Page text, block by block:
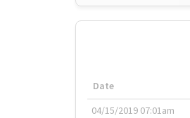
Date
04/15/2019 07:01am